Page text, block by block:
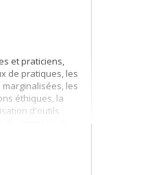
et praticiens,
de pratiques, les
les
éthiques, la
d'outils